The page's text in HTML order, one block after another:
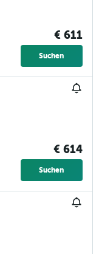
€ 611
Suchen
€ 614
Suchen